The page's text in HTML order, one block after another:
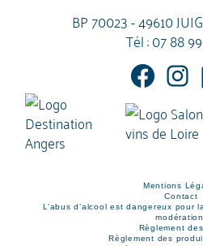
BP 70023 - 49610
Tél :07 88
Mentions
Contact
L’abus d’alcool est dangereux pour
Règlement
Règlement des